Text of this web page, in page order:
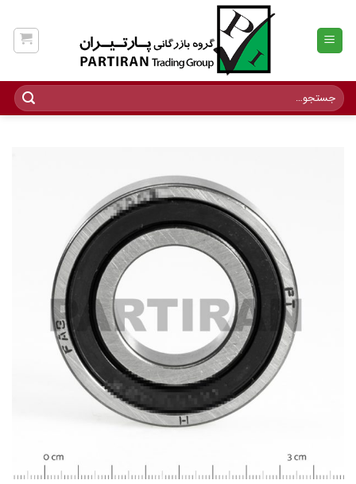
content
جستجو
برای: